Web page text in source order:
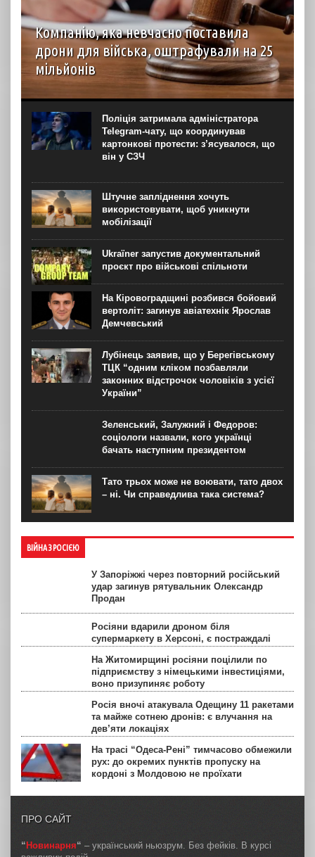
Компанію, яка невчасно поставила
дрони для війська, оштрафували на 25
мільйонів
Господарський суд Рівненської області вирішив стягнути
з ТОВ “Домпромбуд” на користь ДП Міністерства
оборони “Агенція оборонних закупівель” 24,88 млн грн за
невчасно поставлені дрони. Про це свідчить рішення
суду...
Поліція затримала адміністратора
Telegram-чату, що координував
картонкові протести: з’ясувалося, що
він у СЗЧ
Штучне запліднення хочуть
використовувати, щоб уникнути
мобілізації
Ukraїner запустив документальний
проєкт про військові спільноти
На Кіровоградщині розбився бойовий
вертоліт: загинув авіатехнік Ярослав
Демчевський
Лубінець заявив, що у Берегівському
ТЦК “одним кліком позбавляли
законних відстрочок чоловіків з усієї
України”
Зеленський, Залужний і Федоров:
соціологи назвали, кого українці
бачать наступним президентом
Тато трьох може не воювати, тато двох
– ні. Чи справедлива така система?
ВІЙНА З РОСІЄЮ
У Запоріжжі через повторний російський
удар загинув рятувальник Олександр
Продан
Росіяни вдарили дроном біля
супермаркету в Херсоні, є постраждалі
На Житомирщині росіяни поцілили по
підприємству з німецькими інвестиціями,
воно призупиняє роботу
Росія вночі атакувала Одещину 11 ракетами
та майже сотнею дронів: є влучання на
дев’яти локаціях
На трасі “Одеса-Рені” тимчасово обмежили
рух: до окремих пунктів пропуску на
кордоні з Молдовою не проїхати
ПРО САЙТ
“ Новинарня“ – український ньюзрум. Без фейків. В курсі